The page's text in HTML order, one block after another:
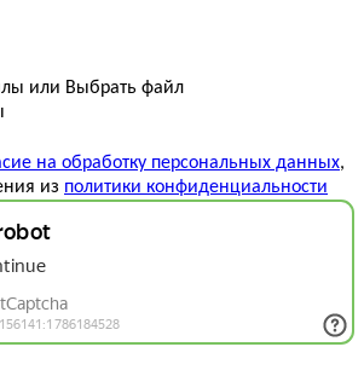
или Выбрать файл
на обработку персональных данных,
из политики конфиденциальности